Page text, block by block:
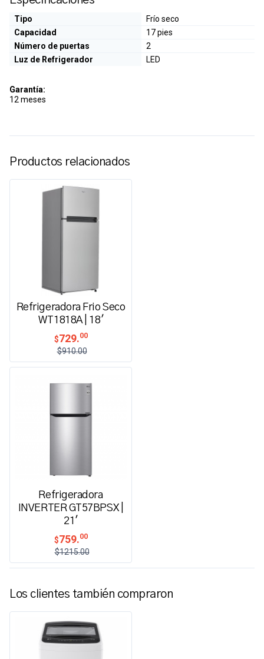
Tipo
Frío seco
Capacidad
17 pies
Número de puertas
2
Luz de Refrigerador
LED
Garantía:
12 meses
Productos relacionados
Refrigeradora Frio Seco
WT1818A | 18'
$729.00
$910.00
Refrigeradora
INVERTER GT57BPSX |
21'
$759.00
$1215.00
Los clientes también compraron